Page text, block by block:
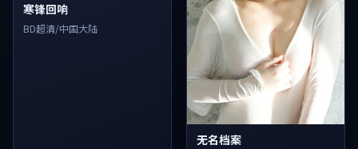
寒锋回响
BD超清/中国大陆
无名档案